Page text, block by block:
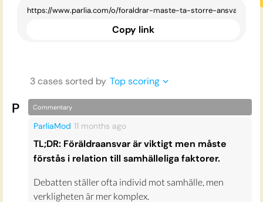
Copy link
3cases sorted by Top scoring
Commentary
ParliaMod 11 months ago
TL;DR: Föräldraansvar är viktigt men måste
förstås i relation till samhälleliga faktorer.
Debatten ställer ofta individ mot samhälle, men
verkligheten är mer komplex.